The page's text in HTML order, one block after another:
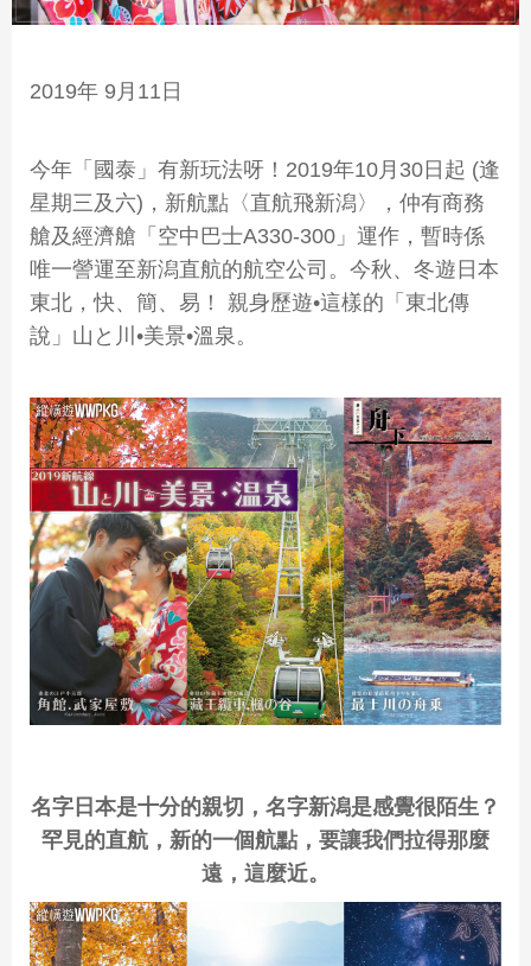
2019年 9月11日
今年「國泰」有新玩法呀！2019年10月30日起 (逢
星期三及六)，新航點〈直航飛新潟〉，仲有商務
艙及經濟艙「空中巴士A330-300」運作，暫時係
唯一謍運至新潟直航的航空公司。今秋、冬遊日本
東北，快、簡、易！ 親身歷遊•這樣的「東北傳
說」山と川•美景•溫泉。
名字日本是十分的親切，名字新潟是感覺很陌生？
罕見的直航，新的一個航點，要讓我們拉得那麼
遠，這麼近。